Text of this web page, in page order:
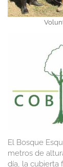
El Bosque
metros de
día, la cubierta